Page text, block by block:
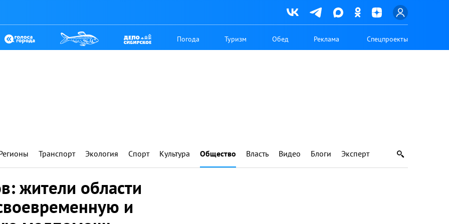
Погода Туризм Обед Реклама Спецпроекты
Транспорт Экология Спорт Культура Общество Власть Видео Блоги Эксперт
жители области
и